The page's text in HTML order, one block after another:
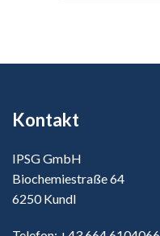
Kontakt
IPSG GmbH
Biochemiestraße 64
6250 Kundl